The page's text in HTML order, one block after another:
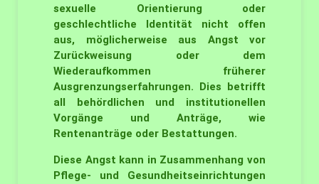
sexuelle Orientierung oder
geschlechtliche Identität nicht offen
aus, möglicherweise aus Angst vor
Zurückweisung oder dem
Wiederaufkommen früherer
Ausgrenzungserfahrungen. Dies betrifft
all behördlichen und institutionellen
Vorgänge und Anträge, wie
Rentenanträge oder Bestattungen.
Diese Angst kann in Zusammenhang von
Pflege- und Gesundheitseinrichtungen